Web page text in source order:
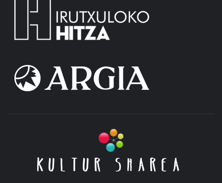
KULTUR SHAREA